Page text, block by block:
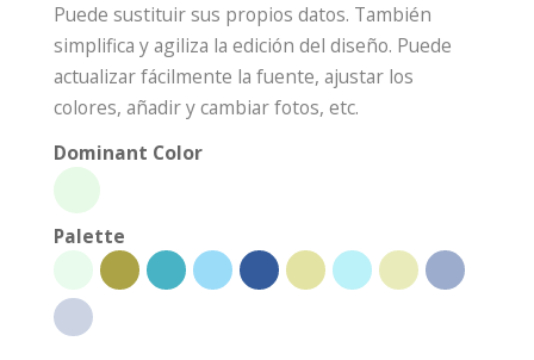
Puede sustituir sus propios datos. También
simplifica y agiliza la edición del diseño. Puede
actualizar fácilmente la fuente, ajustar los
colores, añadir y cambiar fotos, etc.
Dominant Color
Palette